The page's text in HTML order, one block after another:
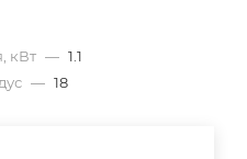
кВт — 1.1
— 18